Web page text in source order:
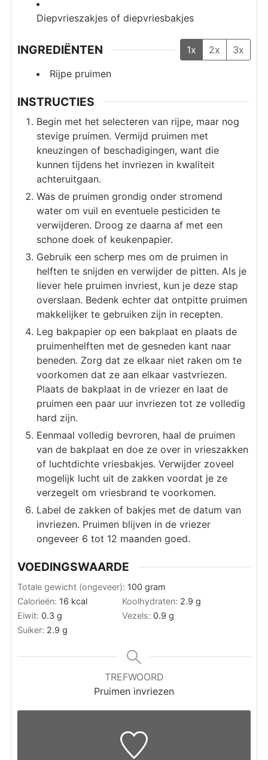
Diepvrieszakjes of diepvriesbakjes
INGREDIËNTEN 1x 2x
3x
Rijpe pruimen
INSTRUCTIES
Begin met het selecteren van rijpe, maar nog
stevige pruimen. Vermijd pruimen met
kneuzingen of beschadigingen, want die
kunnen tijdens het invriezen in kwaliteit
achteruitgaan.
Was de pruimen grondig onder stromend
water om vuil en eventuele pesticiden te
verwijderen. Droog ze daarna af met een
schone doek of keukenpapier.
Gebruik een scherp mes om de pruimen in
helften te snijden en verwijder de pitten. Als je
liever hele pruimen invriest, kun je deze stap
overslaan. Bedenk echter dat ontpitte pruimen
makkelijker te gebruiken zijn in recepten.
Leg bakpapier op een bakplaat en plaats de
pruimenhelften met de gesneden kant naar
beneden. Zorg dat ze elkaar niet raken om te
voorkomen dat ze aan elkaar vastvriezen.
Plaats de bakplaat in de vriezer en laat de
pruimen een paar uur invriezen tot ze volledig
hard zijn.
Eenmaal volledig bevroren, haal de pruimen
van de bakplaat en doe ze over in vrieszakken
of luchtdichte vriesbakjes. Verwijder zoveel
mogelijk lucht uit de zakken voordat je ze
verzegelt om vriesbrand te voorkomen.
Label de zakken of bakjes met de datum van
invriezen. Pruimen blijven in de vriezer
ongeveer 6 tot 12 maanden goed.
VOEDINGSWAARDE
Totale gewicht (ongeveer): 100 gram
Calorieën: 16 kcal Koolhydraten: 2.9 g
Eiwit: 0.3 g Vezels: 0.9 g
Suiker: 2.9 g
TREFWOORD
Pruimen invriezen